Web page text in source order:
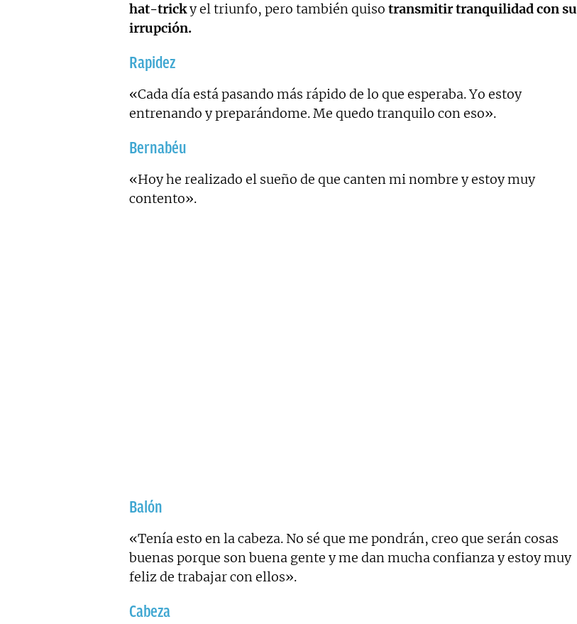
hat-tricky el triunfo, pero también quiso transmitir tranquilidad con su
irrupción.
Rapidez
«Cada día está pasando más rápido de lo que esperaba. Yo estoy
entrenando y preparándome. Me quedo tranquilo con eso».
Bernabéu
«Hoy he realizado el sueño de que canten mi nombre y estoy muy
contento».
Balón
«Tenía esto en la cabeza. No sé que me pondrán, creo que serán cosas
buenas porque son buena gente y me dan mucha confianza y estoy muy
feliz de trabajar con ellos».
Cabeza